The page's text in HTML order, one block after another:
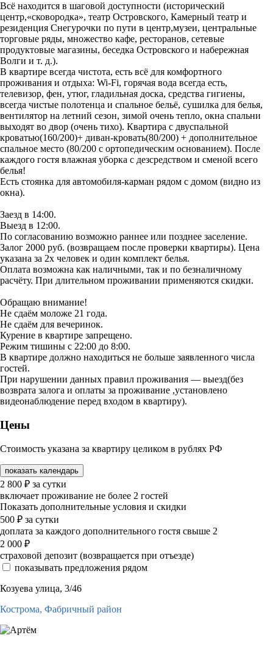
Всё находится в шаговой доступности (исторический
центр,«сковородка», театр Островского, Камерный театр и
резиденция Снегурочки по пути в центр,музеи, центральные
торговые ряды, множество кафе, ресторанов, сетевые
продуктовые магазины, беседка Островского и набережная
Волги и т. д.).
В квартире всегда чистота, есть всё для комфортного
проживания и отдыха: Wi-Fi, горячая вода всегда есть,
телевизор, фен, утюг, гладильная доска, средства гигиены,
всегда чистые полотенца и спальное бельё, сушилка для белья,
вентилятор на летний сезон, зимой очень тепло, окна спальни
выходят во двор (очень тихо). Квартира с двуспальной
кроватью(160/200)+ диван-кровать(80/200) + дополнительное
спальное место (80/200 с ортопедическим основанием). После
каждого гостя влажная уборка с дезсредством и сменой всего
белья!
Есть стоянка для автомобиля-карман рядом с домом (видно из
окна).
Заезд в 14:00.
Выезд в 12:00.
По согласованию возможно раннее или позднее заселение.
Залог 2000 руб. (возвращаем после проверки квартиры). Цена
указана за 2х человек и один комплект белья.
Оплата возможна как наличными, так и по безналичному
расчёту. При длительном проживании применяются скидки.
Обращаю внимание!
Не сдаём моложе 21 года.
Не сдаём для вечеринок.
Курение в квартире запрещено.
Режим тишины с 22:00 до 8:00.
В квартире должно находиться не больше заявленного числа
гостей.
При нарушении данных правил проживания — выезд(без
возврата залога и оплаты за проживание ,установлено
видеонаблюдение перед входом в квартиру).
Цены
Стоимость указана за квартиру целиком в рублях РФ
показать календарь
2 800 ₽ за сутки
включает проживание не более 2 гостей
Показать дополнительные условия и скидки
500 ₽ за сутки
доплата за каждого дополнительного гостя свыше 2
2 000 ₽
страховой депозит (возвращается при отъезде)
показывать предложения рядом
Козуева улица, 3/46
Кострома, Фабричный район